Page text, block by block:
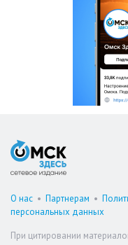
О нас • Партнерам •
персональных данных
При цитировании